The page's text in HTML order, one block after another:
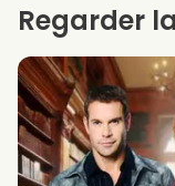
Regarder